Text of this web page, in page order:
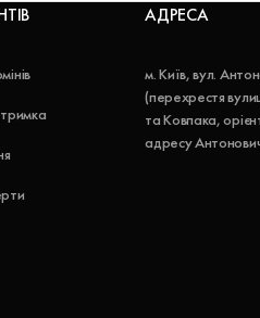
АДРЕСА
м. Київ, вул.
(перехрестя
та Ковпака,
адресу